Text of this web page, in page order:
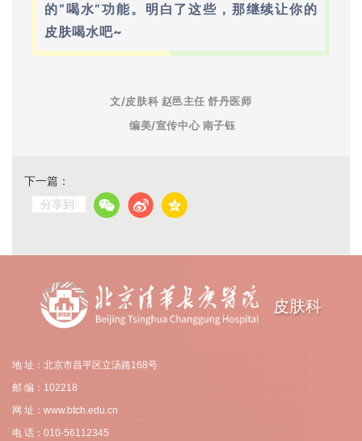
的“喝水”功能。 明白了这些，那继续让你的
皮肤喝水吧~
文/皮肤科 赵邑主任 舒丹医师
编美/宣传中心 南子钰
下一篇：
分享到:
皮肤科
地 址：北京市昌平区立汤路168号
邮 编：102218
网 址：www.btch.edu.cn
电 话：010-56112345